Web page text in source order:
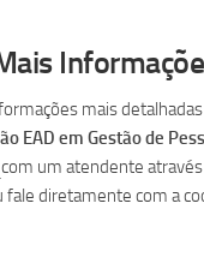
mais
EAD em Gestão de
com um atendente
diretamente com a